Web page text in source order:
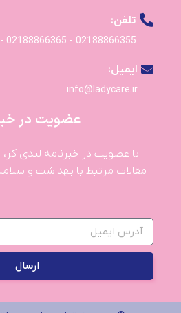
تلفن:
02188866355 - 02188866365 - 02188866385
ایمیل:
info@ladycare.ir
عضویت در
با عضویت در خبرنامه لیدی کر،
مقالات مرتبط با بهداشت و
ارسال